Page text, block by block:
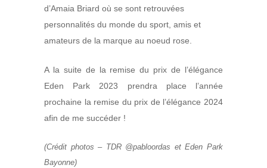
d’Amaia Briard où se sont retrouvées
personnalités du monde du sport, amis et
amateurs de la marque au noeud rose.
A la suite de la remise du prix de l’élégance
Eden Park 2023 prendra place l’année
prochaine la remise du prix de l’élégance 2024
afin de me succéder !
(Crédit photos – TDR @pabloordas et Eden Park
Bayonne)